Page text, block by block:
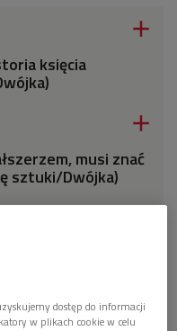

księcia

musi znać
sztuki/Dwójka)
dostęp do informacji
w plikach cookie w celu